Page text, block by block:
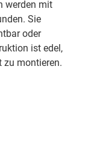
werden mit
Sie
oder
ist edel,
zu montieren.